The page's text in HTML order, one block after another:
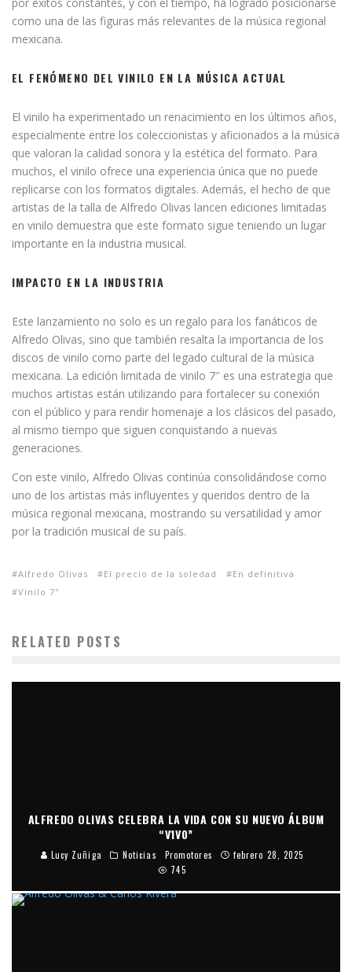
como una de las figuras más relevantes de la música regional
mexicana.
EL FENÓMENO DEL VINILO EN LA MÚSICA ACTUAL
El vinilo ha experimentado un renacimiento en los últimos años,
especialmente entre los coleccionistas y aficionados a la música
que valoran la calidad sonora y la estética del formato. Para
muchos, el vinilo ofrece una experiencia única que no puede
replicarse con los formatos digitales. Además, el hecho de que
artistas de la talla de Alfredo Olivas lancen ediciones limitadas
en vinilo demuestra que este formato sigue teniendo un lugar
importante en la industria musical.
IMPACTO EN LA INDUSTRIA
Este lanzamiento no solo es un regalo para los fanáticos de
Alfredo Olivas, sino que también resalta la importancia de los
discos de vinilo como parte del legado cultural de la música
mexicana. La edición limitada de vinilo 7″ es una estrategia que
muchos artistas están utilizando para fortalecer su conexión
con el público y para rendir homenaje a los clásicos del pasado,
al mismo tiempo que siguen conquistando a nuevas
generaciones.
Con este vinilo, Alfredo Olivas continúa consolidándose como
uno de los artistas más influyentes y queridos dentro de la
música regional mexicana, mostrando su versatilidad y amor
por la tradición musical de su país.
Alfredo Olivas El precio de la soledad
En definitiva
Vinilo 7"
RELATED POSTS
ALFREDO OLIVAS CELEBRA LA VIDA CON SU NUEVO ÁLBUM
“V1V0”
Lucy Zuñiga Noticias Promotores
febrero 28, 2025
745